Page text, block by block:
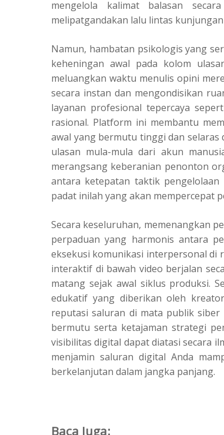
mengelola kalimat balasan
melipatgandakan lalu lintas
Namun, hambatan psikologis yang
keheningan awal pada kolom
meluangkan waktu menulis opini
secara instan dan mengondisikan
layanan profesional tepercaya
rasional. Platform ini membantu
awal yang bermutu tinggi dan selaras
ulasan mula-mula dari akun
merangsang keberanian penonton
antara ketepatan taktik
padat inilah yang akan mempercepat
Secara keseluruhan, memenangkan
perpaduan yang harmonis antara
eksekusi komunikasi interpersonal di
interaktif di bawah video berjalan
matang sejak awal siklus produksi.
edukatif yang diberikan oleh
reputasi saluran di mata publik
bermutu serta ketajaman strategi
visibilitas digital dapat diatasi secara
menjamin saluran digital Anda
berkelanjutan dalam jangka panjang.
Baca Juga: